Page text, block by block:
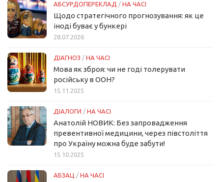
АБСУРДОПЕРЕКЛАД / НА ЧАСІ
Щодо стратегічного прогнозування: як це
іноді буває у бункері
28.07.2026
ДІАГНОЗ / НА ЧАСІ
Мова як зброя: чи не годі толерувати
російську в ООН?
15.11.2025
ДІАЛОГИ / НА ЧАСІ
Анатолій НОВИК: Без запровадження
превентивної медицини, через півстоліття
про Україну можна буде забути!
15.10.2025
АБЗАЦ / НА ЧАСІ